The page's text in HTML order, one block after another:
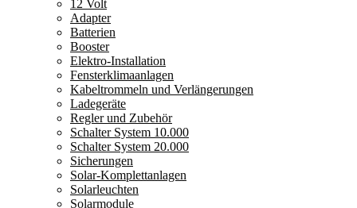
12 Volt
Adapter
Batterien
Booster
Elektro-Installation
Fensterklimaanlagen
Kabeltrommeln und Verlängerungen
Ladegeräte
Regler und Zubehör
Schalter System 10.000
Schalter System 20.000
Sicherungen
Solar-Komplettanlagen
Solarleuchten
Solarmodule